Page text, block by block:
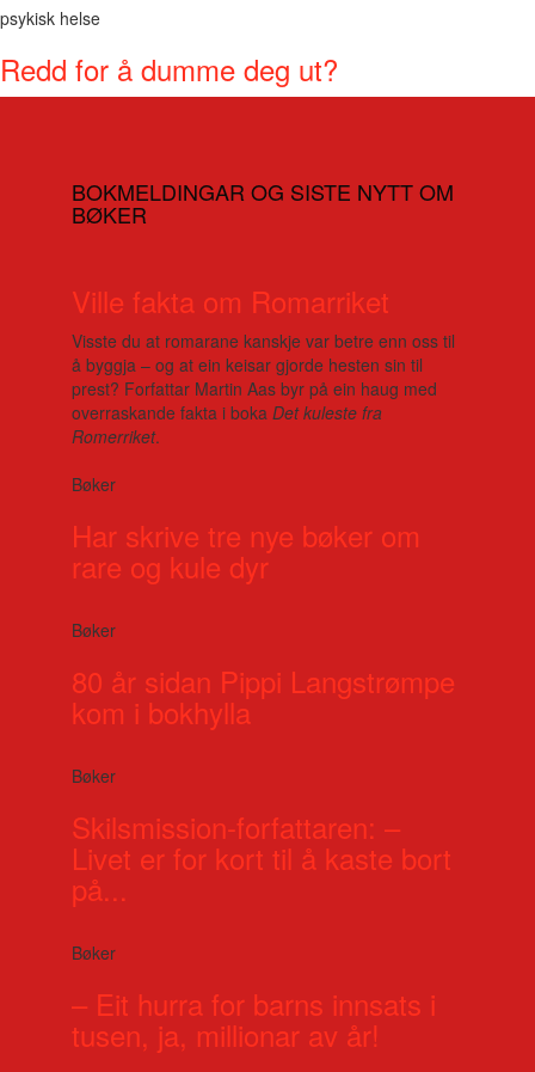
psykisk helse
Redd for å dumme deg ut?
BOKMELDINGAR OG SISTE NYTT OM
BØKER
Ville fakta om Romarriket
Visste du at romarane kanskje var betre enn oss til
å byggja – og at ein keisar gjorde hesten sin til
prest? Forfattar Martin Aas byr på ein haug med
overraskande fakta i boka Det kuleste fra
Romerriket.
Bøker
Har skrive tre nye bøker om
rare og kule dyr
Bøker
80 år sidan Pippi Langstrømpe
kom i bokhylla
Bøker
Skilsmission-forfattaren: –
Livet er for kort til å kaste bort
på...
Bøker
– Eit hurra for barns innsats i
tusen, ja, millionar av år!